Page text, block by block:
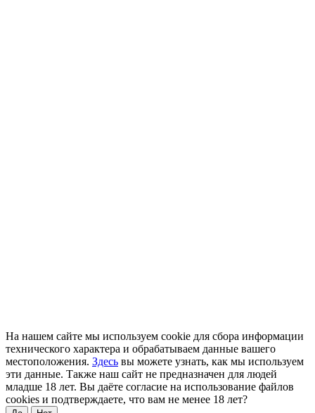
На нашем сайте мы используем cookie для сбора информации
технического характера и обрабатываем данные вашего
местоположения. Здесь вы можете узнать, как мы используем
эти данные. Также наш сайт не предназначен для людей
младше 18 лет. Вы даёте согласие на использование файлов
cookies и подтверждаете, что вам не менее 18 лет?